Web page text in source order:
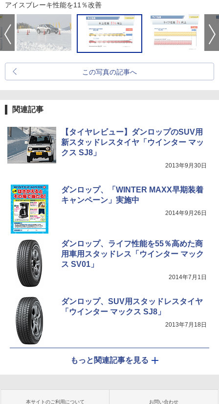
アイスブレーキ性能を11％改善
この写真の記事へ
関連記事
【タイヤレビュー】ダンロップのSUV用
新スタッドレスタイヤ「ウインター マッ
クス SJ8」
2013年9月30日
ダンロップ、「WINTER MAXX早期装着
キャンペーン」実施中
2014年9月26日
ダンロップ、ライフ性能を55％高めた商
用車用スタッドレス「ウインター マック
ス SV01」
2014年7月1日
ダンロップ、SUV用スタッドレスタイヤ
「ウインター マックス SJ8」
2013年7月18日
もっと関連記事を見る
本サイトのご利用について お問い合わせ